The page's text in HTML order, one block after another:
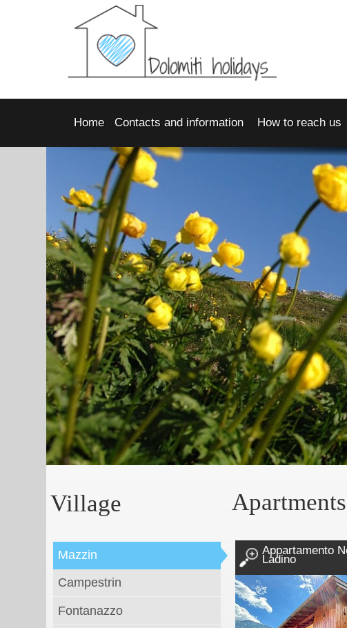
Home Contacts and information How to reach us
Village
Mazzin
Campestrin
Fontanazzo
Appartamento
Ladino